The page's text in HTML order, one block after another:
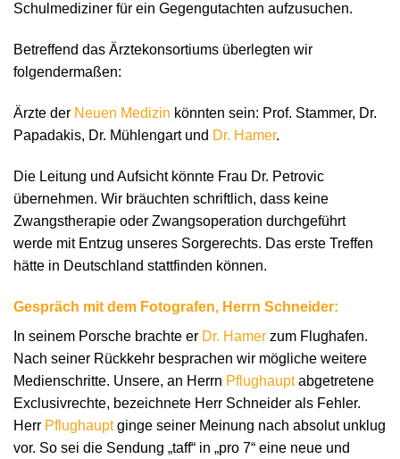
Schulmediziner für ein Gegengutachten aufzusuchen.
Betreffend das Ärztekonsortiums überlegten wir
folgendermaßen:
Ärzte der Neuen Medizin könnten sein: Prof. Stammer, Dr.
Papadakis, Dr. Mühlengart und Dr. Hamer.
Die Leitung und Aufsicht könnte Frau Dr. Petrovic
übernehmen. Wir bräuchten schriftlich, dass keine
Zwangstherapie oder Zwangsoperation durchgeführt
werde mit Entzug unseres Sorgerechts. Das erste Treffen
hätte in Deutschland stattfinden können.
Gespräch mit dem Fotografen, Herrn Schneider:
In seinem Porsche brachte er Dr. Hamer zum Flughafen.
Nach seiner Rückkehr besprachen wir mögliche weitere
Medienschritte. Unsere, an Herrn Pflughauptabgetretene
Exclusivrechte, bezeichnete Herr Schneider als Fehler.
Herr Pflughauptginge seiner Meinung nach absolut unklug
vor. So sei die Sendung „taff“ in „pro 7“ eine neue und